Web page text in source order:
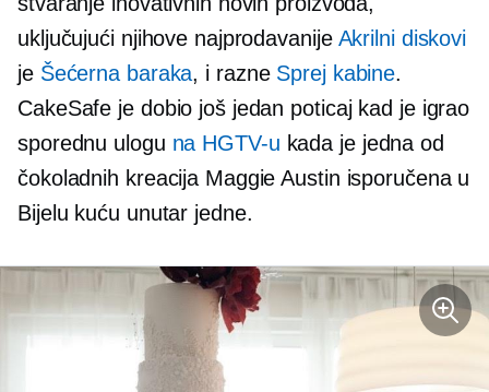
uključujući njihove najprodavanije Akrilni diskovi
je Šećerna baraka, i razne Sprej kabine.
CakeSafe je dobio još jedan poticaj kad je igrao
sporednu ulogu na HGTV-u kada je jedna od
čokoladnih kreacija Maggie Austin isporučena u
Bijelu kuću unutar jedne.